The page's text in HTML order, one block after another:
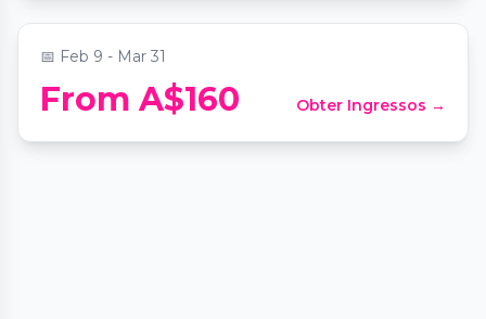
📅 Feb 9 - Mar 31
From A$160 Obter Ingressos →